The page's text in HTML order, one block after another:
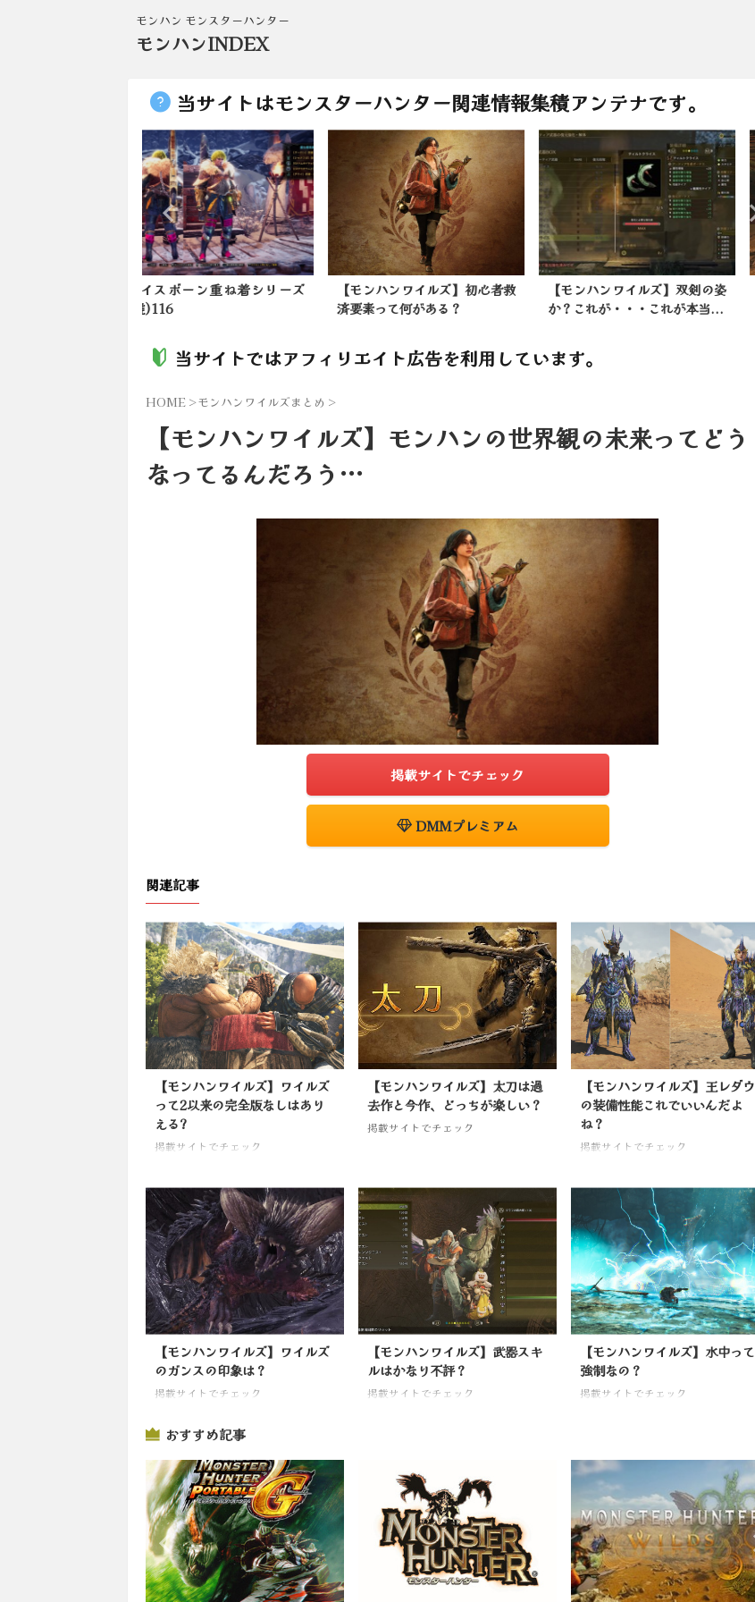
モンハン モンスターハンター
モンハンINDEX
当サイトはモンスターハンター関連情報集積アンテナです。
【モンハンワイルズ】初心者救
済要素って何がある？
【モンハンワイルズ】双剣の姿
か？これが・・・これが本当...
モンハンワイルズの情報無し！
State of Pla...
当サイトではアフィリエイト広告を利用しています。
HOME >モンハンワイルズまとめ >
【モンハンワイルズ】モンハンの世界観の未来ってどう
なってるんだろう…
掲載サイトでチェック
DMMプレミアム
関連記事
【モンハンワイルズ】ワイルズ
って2以来の完全版なしはあり
える?
掲載サイトでチェック
【モンハンワイルズ】太刀は過
去作と今作、どっちが楽しい？
掲載サイトでチェック
【モンハンワイルズ】王レダウ
の装備性能これでいいんだよ
ね？
掲載サイトでチェック
【モンハンワイルズ】ワイルズ
のガンスの印象は？
掲載サイトでチェック
【モンハンワイルズ】武器スキ
ルはかなり不評？
掲載サイトでチェック
【モンハンワイルズ】水中って
強制なの？
掲載サイトでチェック
おすすめ記事